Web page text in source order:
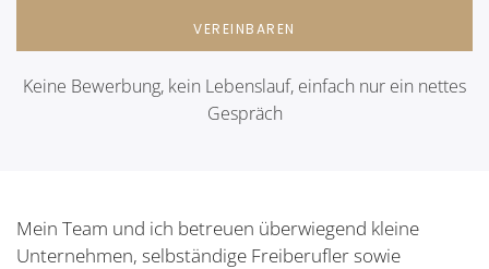
VEREINBAREN
Keine Bewerbung, kein Lebenslauf, einfach nur ein nettes
Gespräch
Mein Team und ich betreuen überwiegend kleine
Unternehmen, selbständige Freiberufler sowie